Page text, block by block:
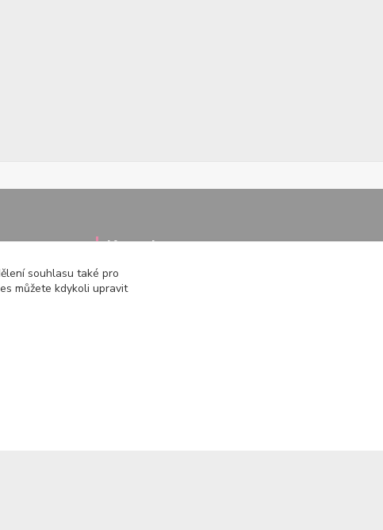
Kontakty
souhlasu také pro
můžete kdykoli upravit